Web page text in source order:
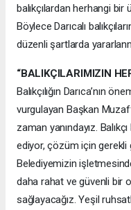
balıkçılardan herhangi bir
Böylece Darıcalı
düzenli şartlarda
“BALIKÇILARIMIZIN
Balıkçılığın Darıca’nın
vurgulayan Başkan
zaman yanındayız.
ediyor, çözüm için
Belediyemizin işletmesinde
daha rahat ve güvenli bir
sağlayacağız. Yeşil